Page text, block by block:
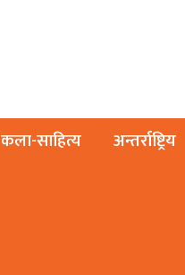
कला-साहित्य अन्तर्राष्ट्रिय